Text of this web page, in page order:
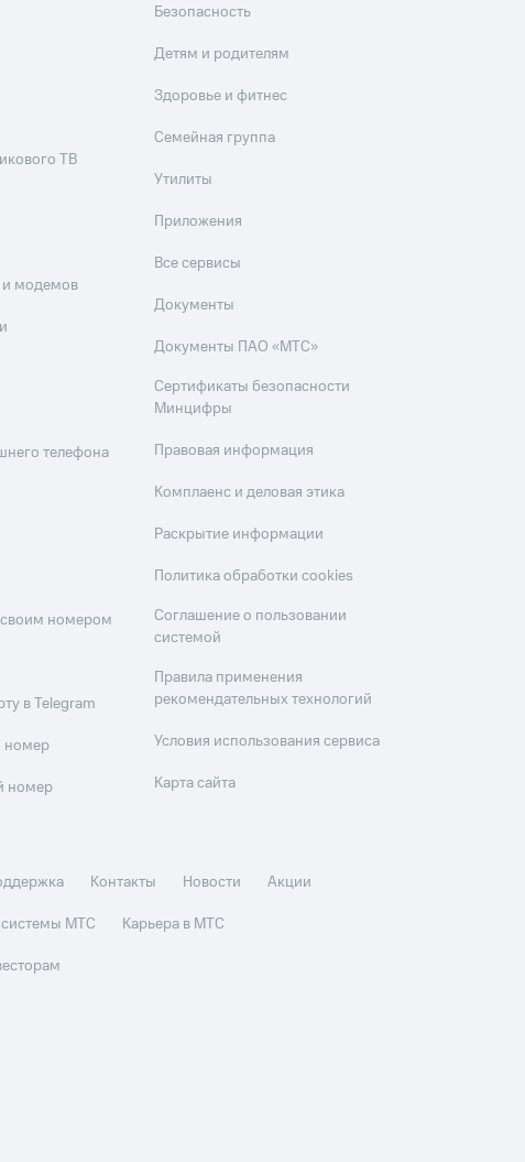
ТВ
и модемов
телефона
номером
в Telegram
номер
номер
Безопасность
Детям и родителям
Здоровье и фитнес
Семейная группа
Утилиты
Приложения
Все сервисы
Документы
Документы ПАО «МТС»
Сертификаты безопасности
Минцифры
Правовая информация
Комплаенс и деловая этика
Раскрытие информации
Политика обработки cookies
Соглашение о пользовании
системой
Правила применения
рекомендательных технологий
Условия использования сервиса
Карта сайта
Контакты Новости
Акции
МТС
Карьера в МТС